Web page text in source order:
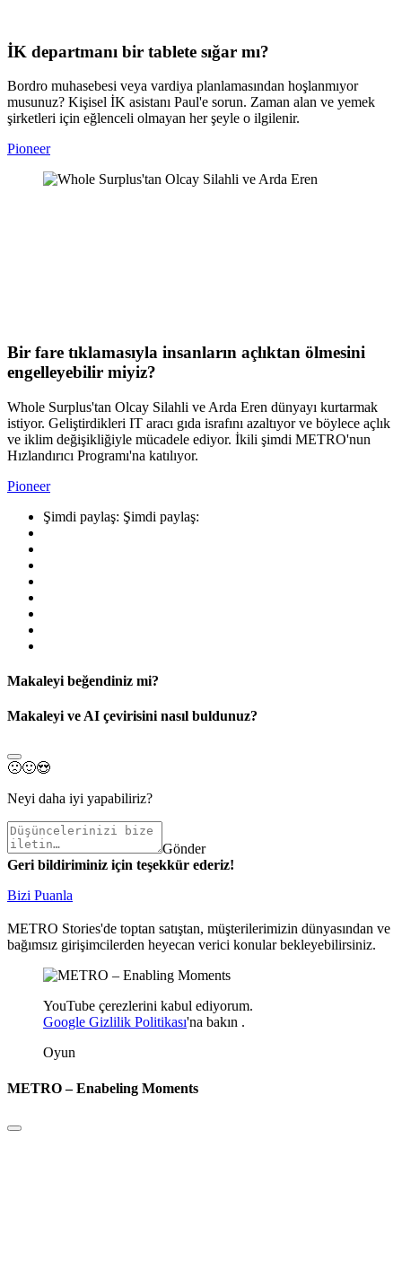
İK departmanı bir tablete sığar mı?
Bordro muhasebesi veya vardiya planlamasından hoşlanmıyor
musunuz? Kişisel İK asistanı Paul'e sorun. Zaman alan ve yemek
şirketleri için eğlenceli olmayan her şeyle o ilgilenir.
Pioneer
Bir fare tıklamasıyla insanların açlıktan ölmesini
engelleyebilir miyiz?
Whole Surplus'tan Olcay Silahli ve Arda Eren dünyayı kurtarmak
istiyor. Geliştirdikleri IT aracı gıda israfını azaltıyor ve böylece açlık
ve iklim değişikliğiyle mücadele ediyor. İkili şimdi METRO'nun
Hızlandırıcı Programı'na katılıyor.
Pioneer
Şimdi paylaş: Şimdi paylaş:
Makaleyi beğendiniz mi?
Makaleyi ve AI çevirisini nasıl buldunuz?
🙁🙂😍
Neyi daha iyi yapabiliriz?
Gönder
Geri bildiriminiz için teşekkür ederiz!
Bizi Puanla
METRO Stories'de toptan satıştan, müşterilerimizin dünyasından ve
bağımsız girişimcilerden heyecan verici konular bekleyebilirsiniz.
YouTube çerezlerini kabul ediyorum.
Google Gizlilik Politikası'na bakın .
Oyun
METRO – Enabeling Moments